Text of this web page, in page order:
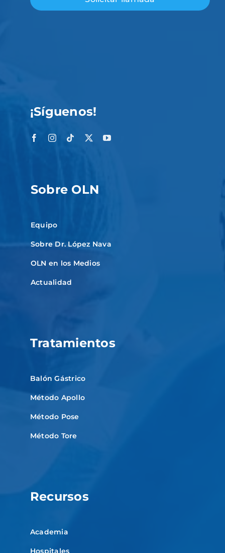
¡Síguenos!
Sobre OLN
Equipo
Sobre Dr. López Nava
OLN en los Medios
Actualidad
Tratamientos
Balón Gástrico
Método Apollo
Método Pose
Método Tore
Recursos
Academia
Hospitales